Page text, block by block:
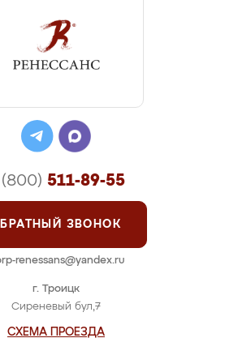
г. Троицк
Сиреневый бул,7
СХЕМА ПРОЕЗДА
511-89-55
ЗВОНОК
renessans@yandex.ru